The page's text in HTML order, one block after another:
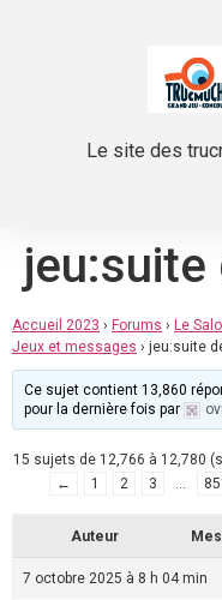
Le site des
jeu:suite
Accueil 2023 › Forums › Le
Jeux et messages › jeu:suite
Ce sujet contient 13,860
pour la dernière fois par
15 sujets de 12,766 à 12,780
←
1 2 3 …
Auteur
7 octobre 2025 à 8 h 04 min